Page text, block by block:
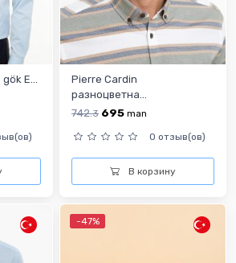
E...
Pierre Cardin
разноцветна...
742.3 695 man
0 отзыв(ов)
В корзину
-47%